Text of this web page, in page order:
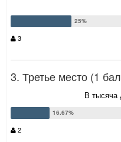
3
3. Третье место (1
В тысяча
2